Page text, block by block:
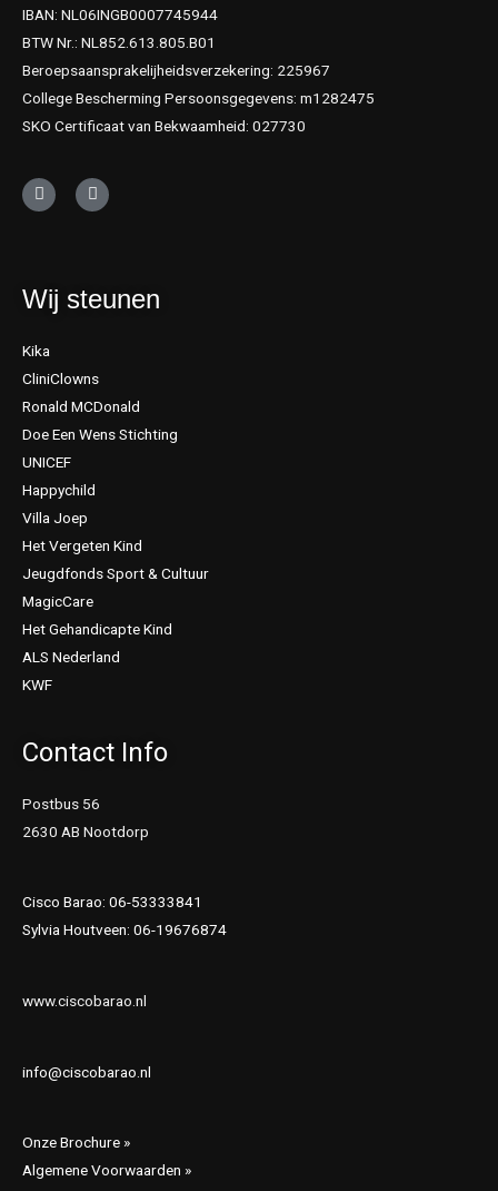
IBAN: NL06INGB0007745944
BTW Nr.: NL852.613.805.B01
Beroepsaansprakelijheidsverzekering: 225967
College Bescherming Persoonsgegevens: m1282475
SKO Certificaat van Bekwaamheid: 027730
L
i
n
n
T
w
i
Wij steunen
Kika
CliniClowns
Ronald MCDonald
Doe Een Wens Stichting
UNICEF
Happychild
Villa Joep
Het Vergeten Kind
Jeugdfonds Sport & Cultuur
MagicCare
Het Gehandicapte Kind
ALS Nederland
KWF
Contact Info
Postbus 56
2630 AB Nootdorp
Cisco Barao: 06-53333841
Sylvia Houtveen: 06-19676874
www.ciscobarao.nl
info@ciscobarao.nl
Onze Brochure »
Algemene Voorwaarden »